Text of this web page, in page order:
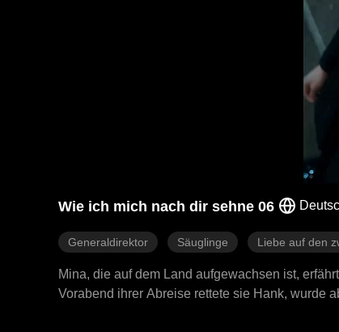
Wie ich mich nach dir sehne 06
Generaldirektor Säuglinge Liebe auf den
Mina, die auf dem Land aufgewachsen ist,
Vorabend ihrer Abreise rettete sie Hank, wurde